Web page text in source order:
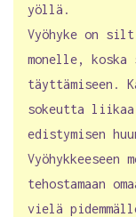
yöllä.
Vyöhyke on
monelle, koska
täyttämiseen.
sokeutta
edistymisen
Vyöhykkeeseen
tehostamaan
vielä